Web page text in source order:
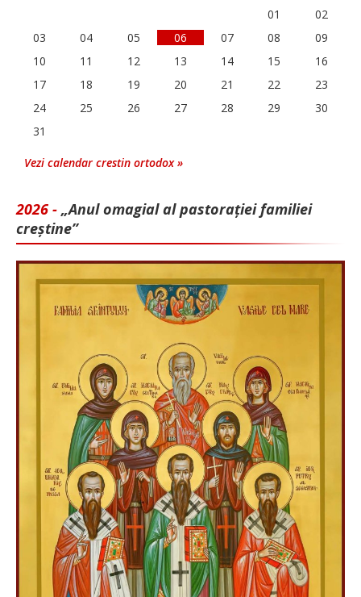
01
02
03
04 05 06 07 08
09
10
11 12 13 14 15
16
17
18 19 20 21 22
23
24
25 26 27 28 29
30
31
Vezi calendar crestin ortodox »
2026 - „Anul omagial al pastorației familiei
creștine”